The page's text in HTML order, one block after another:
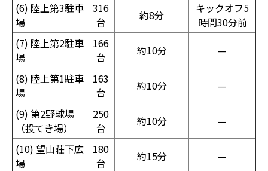
(6) 陸上第3駐車
場
316
台
約8分
キックオフ5
時間30分前
(7) 陸上第2駐車
場
166
台
約10分
—
(8) 陸上第1駐車
場
163
台
約10分
—
(9) 第2野球場
（投てき場）
250
台
約10分
—
(10) 望山荘下広
場
180
台
約15分 —